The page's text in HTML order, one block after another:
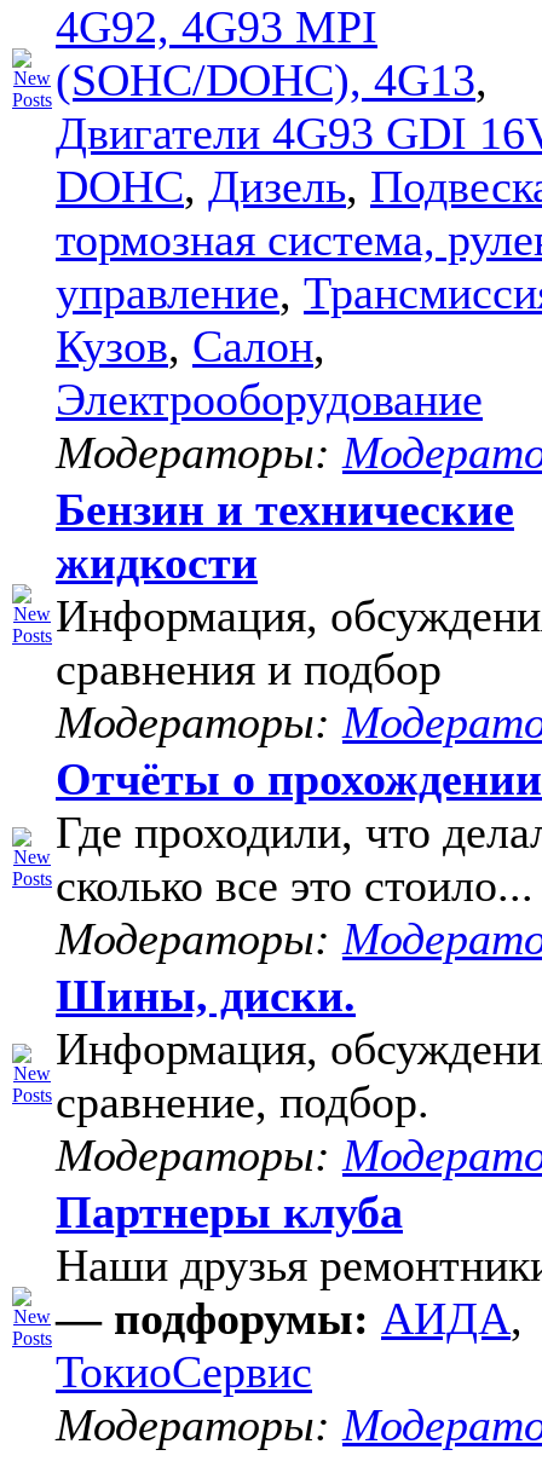
4G92, 4G93 MPI
(SOHC/DOHC), 4G13,
Двигатели 4G93 GDI
DOHC, Дизель,
тормозная система,
управление,
Кузов, Салон,
Электрооборудование
Модераторы:
Бензин и технические
жидкости
Информация,
сравнения и подбор
Модераторы:
Отчёты о
Где проходили, что
сколько все это стоило...
Модераторы:
Шины, диски.
Информация,
сравнение, подбор.
Модераторы:
Партнеры клуба
Наши друзья
— подфорумы: АИДА,
ТокиоСервис
Модераторы: